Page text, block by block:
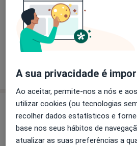
Cisto Periodontal
Crescimento Excessivo Da
Dente Não Vital
+6
Mostrar maissobre
Serviços e preços
Aparelho Fixo
Detalhes
A sua privacidade é
Ao aceitar, permite-nos a nós e
utilizar cookies (ou tecnologias
recolher dados estatísticos e
base nos seus hábitos de
atualizar as suas preferências a